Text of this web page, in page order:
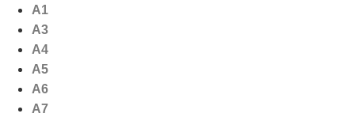
naar
inhoud
A1
A3
A4
A5
A6
A7